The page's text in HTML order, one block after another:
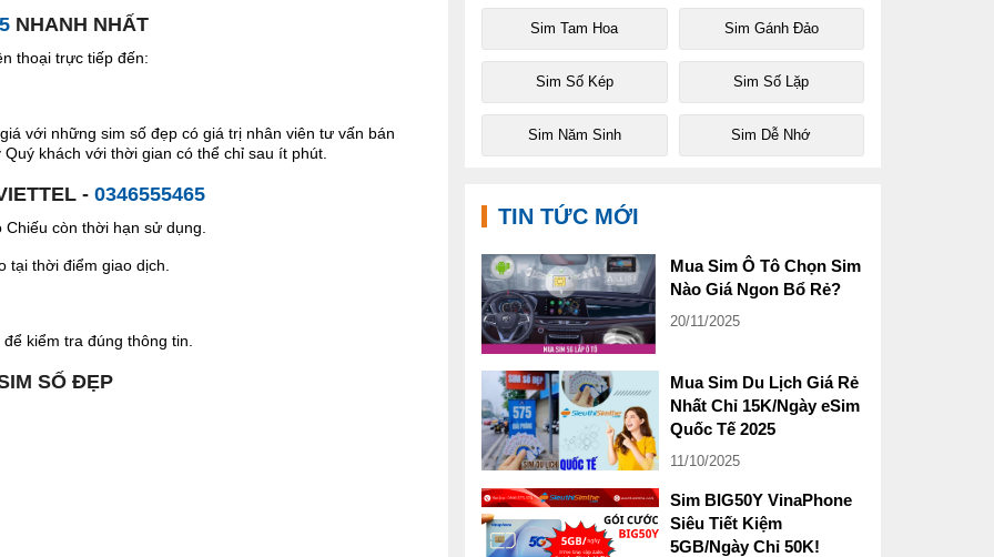
NHANH NHẤT
thoại trực tiếp đến:
với những sim số đẹp có giá trị nhân viên tư vấn bán
khách với thời gian có thể chỉ sau ít phút.
- 0346555465
còn thời hạn sử dụng.
tại thời điểm giao dịch.
kiểm tra đúng thông tin.
SỐ ĐẸP
Sim Tam Hoa Sim Gánh Đảo
Sim Số Kép Sim Số Lặp
Sim Năm Sinh Sim Dễ Nhớ
TIN TỨC MỚI
Mua Sim Ô Tô Chọn Sim
Nào Giá Ngon Bổ Rẻ?
20/11/2025
Mua Sim Du Lịch Giá Rẻ
Nhất Chỉ 15K/Ngày eSim
Quốc Tế 2025
11/10/2025
Sim BIG50Y VinaPhone
Siêu Tiết Kiệm
5GB/Ngày Chỉ 50K!